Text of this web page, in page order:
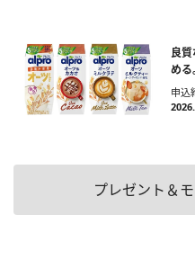
良
める
申込
プレゼント＆